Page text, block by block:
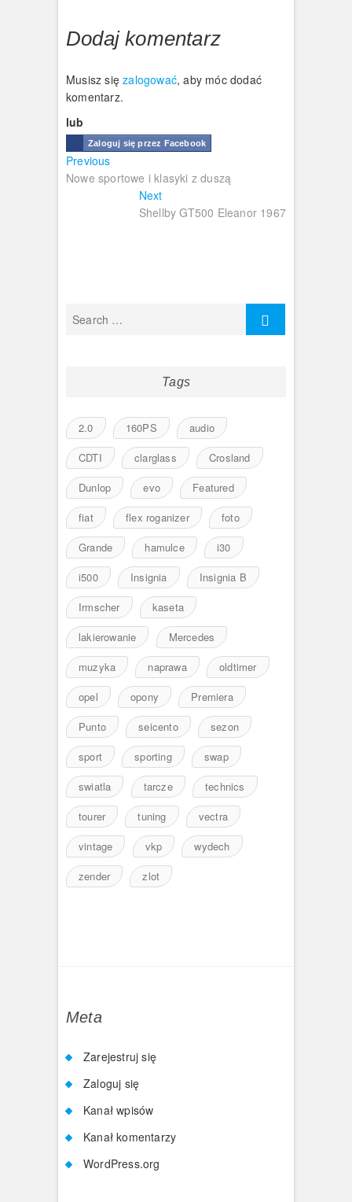
Dodaj komentarz
Musisz sięzalogować, aby móc dodać
komentarz.
lub
Zaloguj się przez Facebook
Nawigacja
wpisu
PreviousPrevious
post:
Nowe sportowe i klasyki z duszą
NextNext
post:
Shellby GT500 Eleanor 1967
Tags
2.0 160PS
audio
CDTI
clarglass
Crosland
Dunlop
evo
Featured
fiat
flex roganizer
foto
Grande
hamulce
i30
i500
Insignia
Insignia B
Irmscher
kaseta
lakierowanie
Mercedes
muzyka
naprawa
oldtimer
opel
opony
Premiera
Punto
seicento
sezon
sport
sporting
swap
swiatla
tarcze
technics
tourer
tuning
vectra
vintage
vkp
wydech
zender
zlot
Meta
Zarejestruj się
Zaloguj się
Kanał wpisów
Kanał komentarzy
WordPress.org